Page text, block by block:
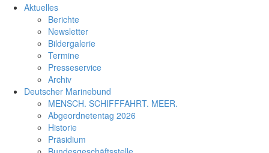
Aktuelles
Berichte
Newsletter
Bildergalerie
Termine
Presseservice
Archiv
Deutscher Marinebund
MENSCH. SCHIFFFAHRT. MEER.
Abgeordnetentag 2026
Historie
Präsidium